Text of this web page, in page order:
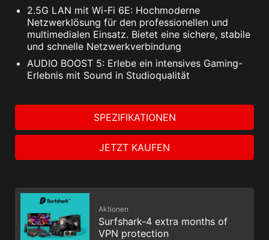
2.5G LAN mit Wi-Fi 6E: Hochmoderne
Netzwerklösung für den professionellen und
multimedialen Einsatz. Bietet eine sichere, stabile
und schnelle Netzwerkverbindung
AUDIO BOOST 5: Erlebe ein intensives Gaming-
Erlebnis mit Sound in Studioqualität
SPEZIFIKATIONEN
JETZT KAUFEN
Aktionen
Surfshark-4 extra months of
VPN protection